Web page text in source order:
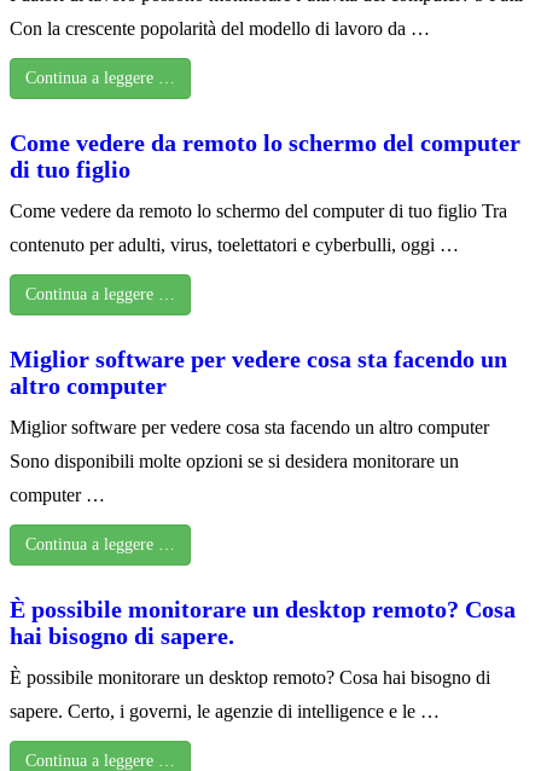
Con la crescente popolarità del modello di lavoro da …
Continua a leggere …
Come vedere da remoto lo schermo del computer
di tuo figlio
Come vedere da remoto lo schermo del computer di tuo figlio Tra
contenuto per adulti, virus, toelettatori e cyberbulli, oggi …
Continua a leggere …
Miglior software per vedere cosa sta facendo un
altro computer
Miglior software per vedere cosa sta facendo un altro computer
Sono disponibili molte opzioni se si desidera monitorare un
computer …
Continua a leggere …
È possibile monitorare un desktop remoto? Cosa
hai bisogno di sapere.
È possibile monitorare un desktop remoto? Cosa hai bisogno di
sapere. Certo, i governi, le agenzie di intelligence e le …
Continua a leggere …